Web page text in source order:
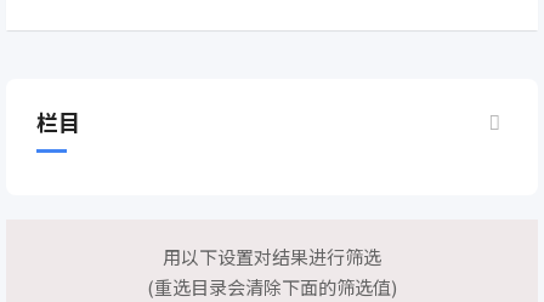
栏目
用以下设置对结果进行筛选
(重选目录会清除下面的筛选值)